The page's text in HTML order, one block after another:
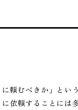
頼むべきか」と
依頼することには